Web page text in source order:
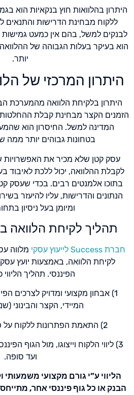
היתרון בהלוואות חוץ בנקאיות הוא
ללקוח מבחינת הדרישות והתנאים
לבנקים למשל, בהם אין כמעט
הוא בעיקר בעלות הגבוהה של
יותר.
היתרון המרכזי של
היתרון בלקיחת הלוואה מהמערכת
הזמנים הקצר מבחינת קבלת
המדינה למשל. החיסרון הוא
בטחונות גבוהים יותר ממה
עסק קטן שלא מכיר את האפשרויות
לקבלת ההלוואה, יכול ללכת לאיבוד
בתוכו אלמנטים רבים. בכדי שעסק
הנתונים והדרישות, עליו להיעזר
ומיומן בעל ניסיון
תהליך לקיחת הלוואה
חברת Success לייעוץ עסקי
מלווה
לקיחת הלוואה, באמצעות יועץ
הפיננסי. תהליך הליווי
1) אבחון מקצועי ומדויק לצרכים
המיידי, הקצר והבינוני
2) התאמת הפתרונות ללקוח על פי הצרכים שאובחנו.
3) ליווי הלקוח וייצוגו, מול הגוף
ועד סופה.
הליווי ע”י גורם מקצועי משמעותי
הבנק או כל גוף פיננסי אחר,